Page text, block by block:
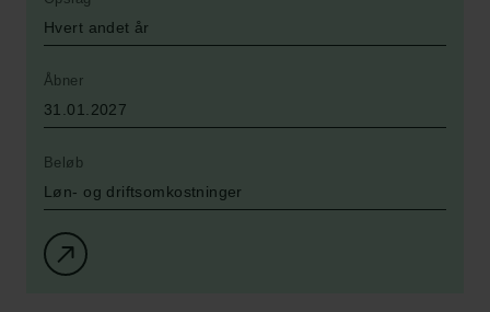
Hvert andet år
Åbner
31.01.2027
Beløb
Løn- og driftsomkostninger